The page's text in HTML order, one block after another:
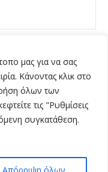
μας για να σας
Κάνοντας κλικ στο
όλων των
τις "Ρυθμίσεις
συγκατάθεση.
| Κατασκευή